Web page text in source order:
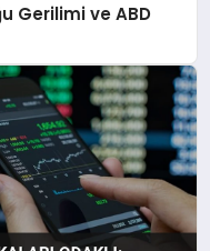
Gerilimi ve ABD